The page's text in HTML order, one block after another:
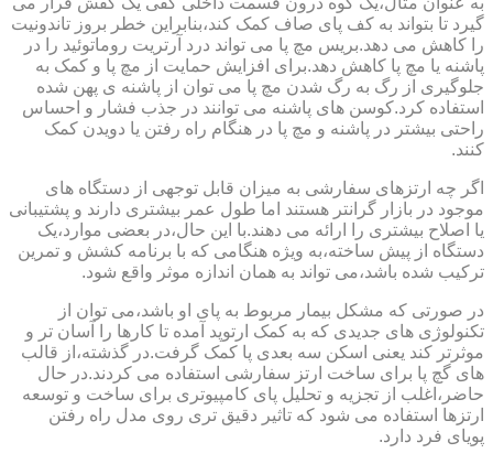
گیرد تا بتواند به کف پای صاف کمک کند،بنابراین خطر بروز تاندونیت
را کاهش می دهد.بریس مچ پا می تواند درد آرتریت روماتوئید را در
پاشنه یا مچ پا کاهش دهد.برای افزایش حمایت از مچ پا و کمک به
جلوگیری از رگ به رگ شدن مچ پا می توان از پاشنه ی پهن شده
استفاده کرد.کوسن های پاشنه می توانند در جذب فشار و احساس
راحتی بیشتر در پاشنه و مچ پا در هنگام راه رفتن یا دویدن کمک
کنند.
اگر چه ارتزهای سفارشی به میزان قابل توجهی از دستگاه های
موجود در بازار گرانتر هستند اما طول عمر بیشتری دارند و پشتیبانی
یا اصلاح بیشتری را ارائه می دهند.با این حال،در بعضی موارد،یک
دستگاه از پیش ساخته،به ویژه هنگامی که با برنامه کشش و تمرین
ترکیب شده باشد،می تواند به همان اندازه موثر واقع شود.
در صورتی که مشکل بیمار مربوط به پای او باشد،می توان از
تکنولوژی های جدیدی که به کمک ارتوپد آمده تا کارها را آسان تر و
موثرتر کند یعنی اسکن سه بعدی پا کمک گرفت.در گذشته،از قالب
های گچ پا برای ساخت ارتز سفارشی استفاده می کردند.در حال
حاضر،اغلب از تجزیه و تحلیل پای کامپیوتری برای ساخت و توسعه
ارتزها استفاده می شود که تاثیر دقیق تری روی مدل راه رفتن
پویای فرد دارد.